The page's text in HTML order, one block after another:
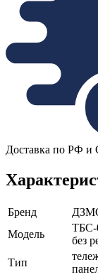
Доставка по РФ
Бренд
Модель
ТБС-
без
Тип